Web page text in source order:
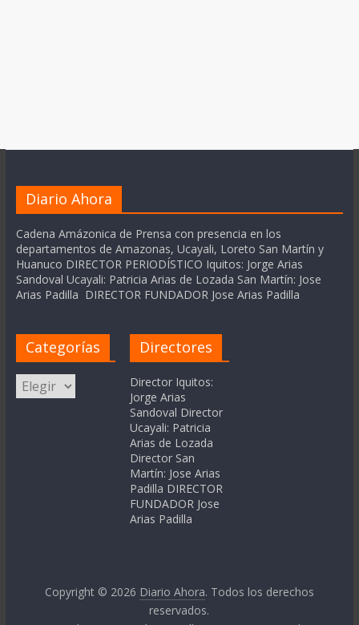
Diario Ahora
Cadena Amázonica de Prensa con presencia en los
departamentos de Amazonas, Ucayali, Loreto San Martín y
Huanuco DIRECTOR PERIODÍSTICO Iquitos: Jorge Arias
Sandoval Ucayali: Patricia Arias de Lozada San Martín: Jose
Arias Padilla DIRECTOR FUNDADOR Jose Arias Padilla
Categorías
Categorías
Directores
Director Iquitos:
Jorge Arias
Sandoval Director
Ucayali: Patricia
Arias de Lozada
Director San
Martín: Jose Arias
Padilla DIRECTOR
FUNDADOR Jose
Arias Padilla
Copyright © 2026 Diario Ahora. Todos los derechos
reservados.